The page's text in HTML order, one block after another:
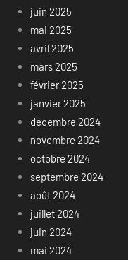
juin 2025
mai 2025
avril 2025
mars 2025
février 2025
janvier 2025
décembre 2024
novembre 2024
octobre 2024
septembre 2024
août 2024
juillet 2024
juin 2024
mai 2024